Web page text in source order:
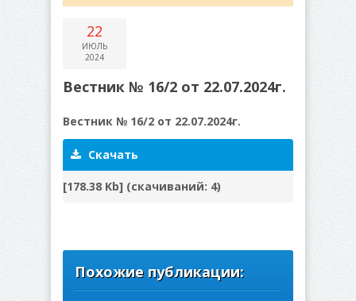
22
ИЮЛЬ
2024
Вестник № 16/2 от 22.07.2024г.
Вестник № 16/2 от 22.07.2024г.
Скачать
[178.38 Kb] (cкачиваний: 4)
Похожие публикации: